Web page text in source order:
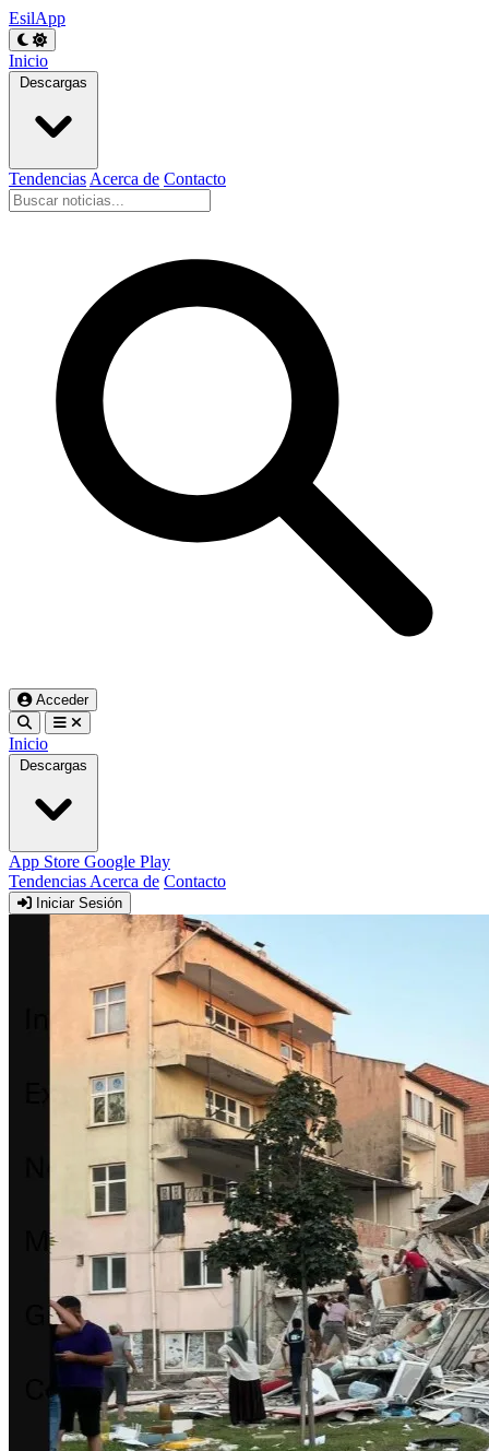
EsilApp
Inicio
Descargas
Tendencias Acerca de Contacto
Acceder
Inicio
Descargas
App Store Google Play
Tendencias Acerca de Contacto
Iniciar Sesión